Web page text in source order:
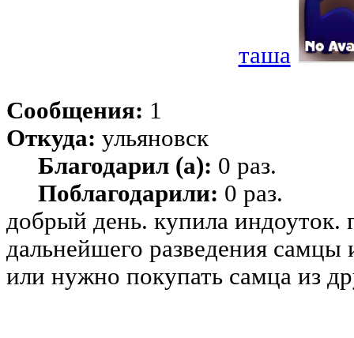
таша
Сообщения: 1
Откуда: ульяновск
Благодарил (а): 0 раз.
Поблагодарили: 0 раз.
добрый день. купила индоуток.
дальнейшего разведения
или нужно покупать самца из